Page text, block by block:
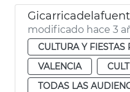
modificado hace 3
CULTURA Y FIESTAS
VALENCIA
TODAS LAS